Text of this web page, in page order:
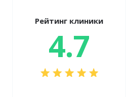
Рейтинг клиники
4.7